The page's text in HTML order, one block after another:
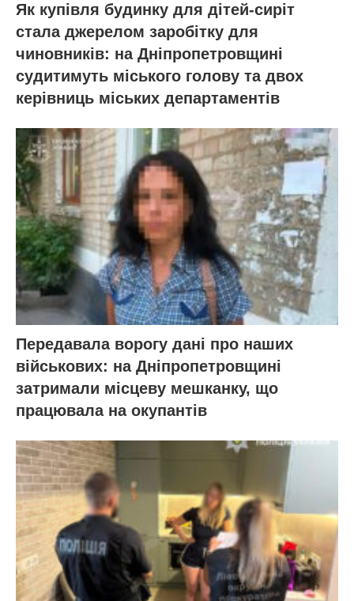
Як купівля будинку для дітей-сиріт
стала джерелом заробітку для
чиновників: на Дніпропетровщині
судитимуть міського голову та двох
керівниць міських департаментів
Передавала ворогу дані про наших
військових: на Дніпропетровщині
затримали місцеву мешканку, що
працювала на окупантів